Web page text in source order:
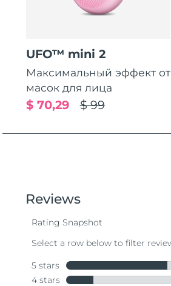
UFO™ mini 2
Максимальный эффект от
масок для лица
$ 99
$ 70,29